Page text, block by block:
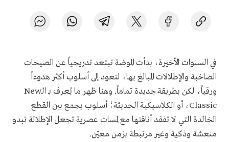
في السنوات الأخيرة، بدأت الموضة تبتعد تدريجياً عن الصيحات
الصاخبة والإطلالات المبالغ بها، لتعود إلى أسلوب أكثر هدوءاً
ورقياً، لكن بطريقة جديدة تماماً. وهنا ظهر ما يُعرف بـ الـNew
Classic، أو الكلاسيكية الحديثة؛ أسلوب يجمع بين القطع
الخالدة التي لا تفقد أناقتها مع لمسات عصرية تجعل الإطلالة تبدو
منعشة وذكية وغير مرتبطة بزمن معيّن.